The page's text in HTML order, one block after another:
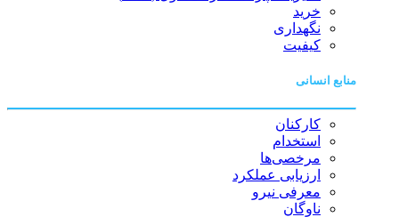
خرید
نگهداری
کیفیت
منابع انسانی
کارکنان
استخدام
مرخصی‌ها
ارزیابی عملکرد
معرفی نیرو
ناوگان